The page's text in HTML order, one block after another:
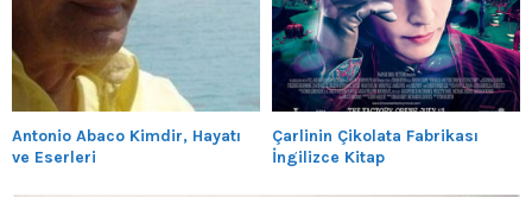
Antonio Abaco Kimdir, Hayatı
ve Eserleri
Çarlinin Çikolata Fabrikası
İngilizce Kitap